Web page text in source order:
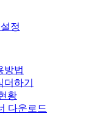
정
방법
더하기
황
다운로드